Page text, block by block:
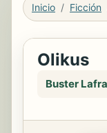
Inicio Ficción
Olikus
Buster